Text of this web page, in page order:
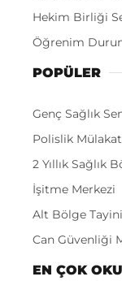
Hekim Birliği
Öğrenim
POPÜLER
Genç Sağlık
Polislik
2 Yıllık Sağlık
İşitme Merkezi
Alt Bölge
Can Güvenliği
EN ÇOK